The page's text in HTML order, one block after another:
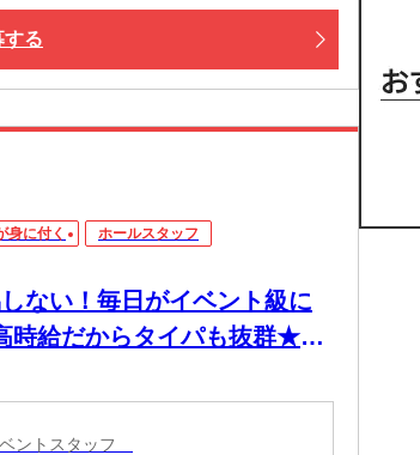
する
身に付く ホールスタッフ
ない！毎日がイベント級に
時給だからタイパも抜群★仲
募集！履歴書不要でスピー
ントスタッフ